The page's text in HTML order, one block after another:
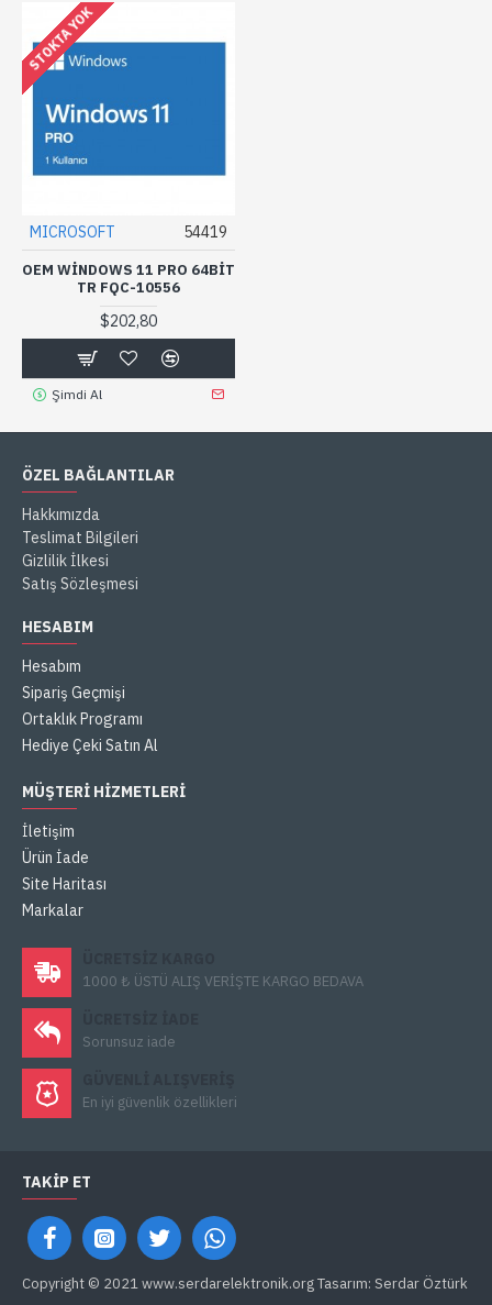
STOKTA YOK
MICROSOFT 54419
OEM WINDOWS 11 PRO 64BIT
TR FQC-10556
$202,80
Şimdi Al
ÖZEL BAĞLANTILAR
Hakkımızda
Teslimat Bilgileri
Gizlilik İlkesi
Satış Sözleşmesi
HESABIM
Hesabım
Sipariş Geçmişi
Ortaklık Programı
Hediye Çeki Satın Al
MÜŞTERI HIZMETLERI
İletişim
Ürün İade
Site Haritası
Markalar
1000 ₺ ÜSTÜ ALIŞ VERİŞTE KARGO BEDAVA
Sorunsuz iade
En iyi güvenlik özellikleri
TAKIP ET
Copyright © 2021 www.serdarelektronik.org Tasarım: Serdar Öztürk